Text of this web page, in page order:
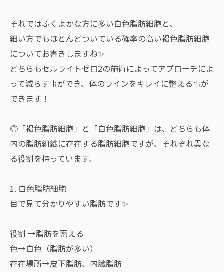
それではふくよかな方に多い白色脂肪細胞と、
細い方でもほとんどついている確率の高い褐色脂肪細胞
についてお書きしますね✨
どちらもセルライトゼロ2の施術によってアプローチによ
って減らす事ができ、体のラインをキレイに整える事が
できます！
◎「褐色脂肪細胞」と「白色脂肪細胞」は、どちらも体
内の脂肪組織に存在する脂肪細胞ですが、それぞれ異な
る役割を持っています。
1. 白色脂肪細胞
目で見て分かりやすい脂肪です✨
役割 →脂肪を蓄える
色→白色（脂肪が多い）
存在場所→皮下脂肪、内臓脂肪